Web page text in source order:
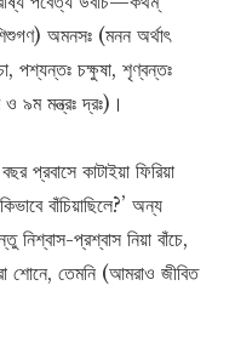
অমনসঃ (মনন অর্থাৎ
পশ্যন্তঃ চক্ষুষা, শৃণ্বন্তঃ
৯ম মন্ত্রঃ দ্রঃ)।
প্রবাসে কাটাইয়া ফিরিয়া
বাঁচিয়াছিলে?’ অন্য
নিশ্বাস-প্রশ্বাস নিয়া বাঁচে,
শোনে, তেমনি (আমরাও জীবিত